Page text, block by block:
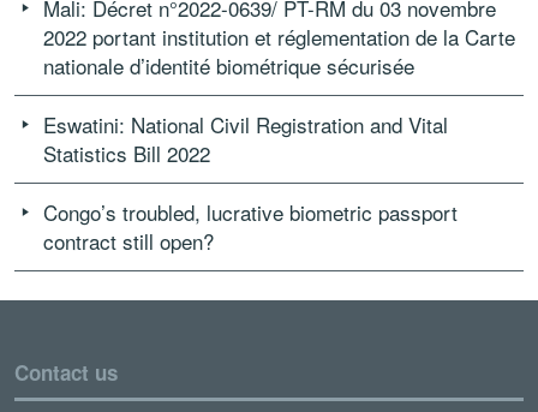
Mali: Décret n°2022-0639/ PT-RM du 03 novembre
2022 portant institution et réglementation de la Carte
nationale d’identité biométrique sécurisée
Eswatini: National Civil Registration and Vital
Statistics Bill 2022
Congo’s troubled, lucrative biometric passport
contract still open?
Contact us